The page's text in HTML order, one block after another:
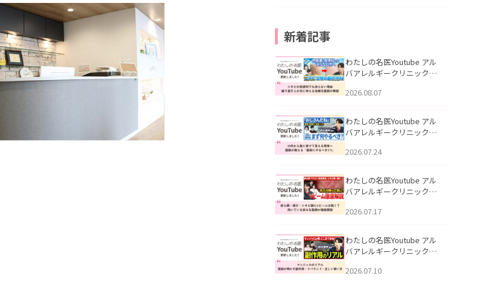
新着記事
わたしの名医Youtube アル
バアレルギークリニック札
らない理由｜繰り返す人が
説」を公開いたしました。
2026.08.07
わたしの名医Youtube アル
バアレルギークリニック札
える男性へ｜医師が教える
公開いたしました。
2026.07.24
わたしの名医Youtube アル
バアレルギークリニック札
跡にVビームは効く？向いて
説」を公開いたしました。
2026.07.17
わたしの名医Youtube アル
バアレルギークリニック札
医師が明かす副作用・リバ
2026.07.10